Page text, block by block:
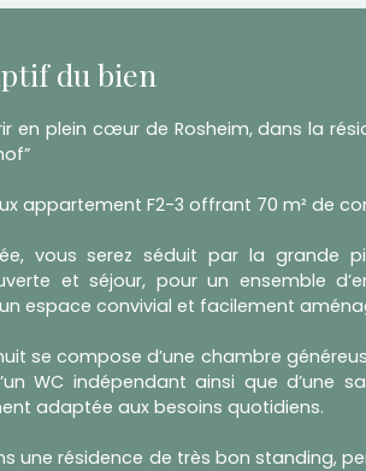
du bien
en plein cœur de Rosheim, dans la
appartement F2-3 offrant 70 m² de
vous serez séduit par la grande
et séjour, pour un ensemble
espace convivial et facilement
se compose d’une chambre
WC indépendant ainsi que d’une
adaptée aux besoins quotidiens.
une résidence de très bon standing,